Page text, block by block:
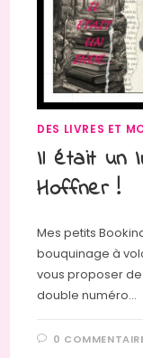
DES LIVRES ET
Il était un
Hoffner !
Mes petits
bouquinage à
vous proposer
double numéro…
0